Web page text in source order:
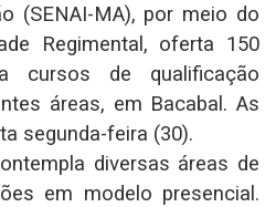
(SENAI-MA), por meio do
Regimental, oferta 150
cursos de qualificação
áreas, em Bacabal. As
segunda-feira (30).
diversas áreas de
em modelo presencial.